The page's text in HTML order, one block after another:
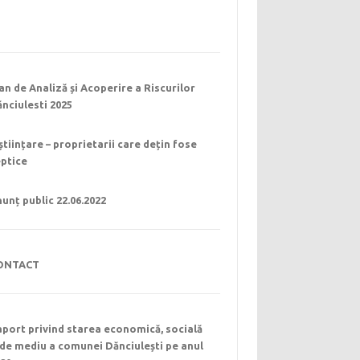
de Analiză și Acoperire a Riscurilor
2025
– proprietarii care dețin fose
public 22.06.2022
privind starea economică, socială
mediu a comunei Dănciulești pe anul